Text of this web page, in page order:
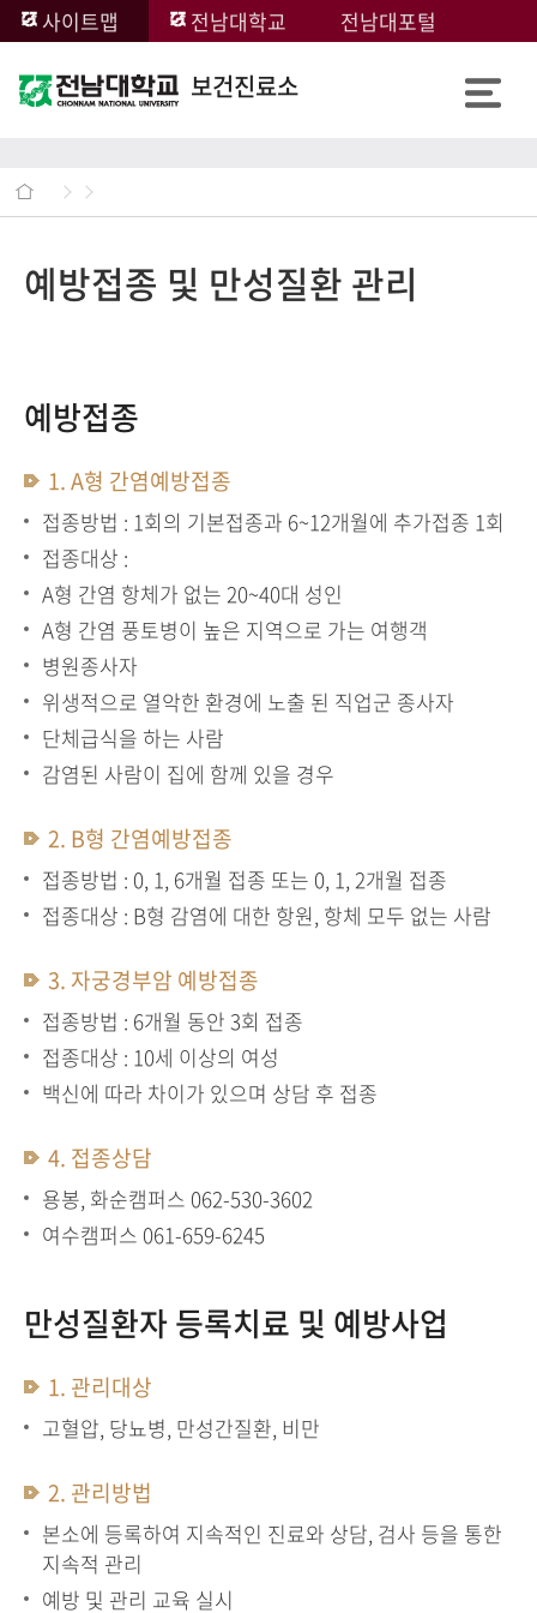
사이트맵 전남대학교 전남대포털
보건진료소
예방접종 및 만성질환 관리
예방접종
1. A형 간염예방접종
접종방법 : 1회의 기본접종과 6~12개월에 추가접종 1회
접종대상 :
A형 간염 항체가 없는 20~40대 성인
A형 간염 풍토병이 높은 지역으로 가는 여행객
병원종사자
위생적으로 열악한 환경에 노출 된 직업군 종사자
단체급식을 하는 사람
감염된 사람이 집에 함께 있을 경우
2. B형 간염예방접종
접종방법 : 0, 1, 6개월 접종 또는 0, 1, 2개월 접종
접종대상 : B형 감염에 대한 항원, 항체 모두 없는 사람
3. 자궁경부암 예방접종
접종방법 : 6개월 동안 3회 접종
접종대상 : 10세 이상의 여성
백신에 따라 차이가 있으며 상담 후 접종
4. 접종상담
용봉, 화순캠퍼스 062-530-3602
여수캠퍼스 061-659-6245
만성질환자 등록치료 및 예방사업
1. 관리대상
고혈압, 당뇨병, 만성간질환, 비만
2. 관리방법
본소에 등록하여 지속적인 진료와 상담, 검사 등을 통한
지속적 관리
예방 및 관리 교육 실시